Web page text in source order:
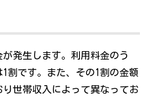
発生します。利用料金のう
割です。また、その1割の金額
世帯収入によって異なってお